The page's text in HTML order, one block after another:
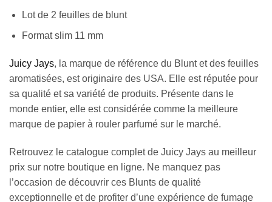
Lot de 2 feuilles de blunt
Format slim 11 mm
Juicy Jays, la marque de référence du Blunt et des feuilles
aromatisées, est originaire des USA. Elle est réputée pour
sa qualité et sa variété de produits. Présente dans le
monde entier, elle est considérée comme la meilleure
marque de papier à rouler parfumé sur le marché.
Retrouvez le catalogue complet de Juicy Jays au meilleur
prix sur notre boutique en ligne. Ne manquez pas
l’occasion de découvrir ces Blunts de qualité
exceptionnelle et de profiter d’une expérience de fumage